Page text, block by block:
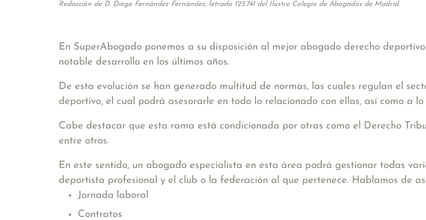
Redacción de D. Diego Fernández Fernández, letrado 125.741 del Ilustre Colegio de Abogados de Madrid.
En SuperAbogado ponemos a su disposición al mejor abogado derecho deportivo
notable desarrollo en los últimos años.
De esta evolución se han generado multitud de normas, las cuales regulan el
deportivo, el cual podrá asesorarle en todo lo relacionado con ellas, así como a
Cabe destacar que esta rama está condicionada por otras como el Derecho
entre otros.
En este sentido, un abogado especialista en esta área podrá gestionar todas
deportista profesional y el club o la federación al que pertenece. Hablamos de
Jornada laboral
Contratos